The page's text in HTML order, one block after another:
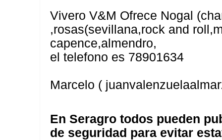
Vivero V&M Ofrece Nogal
,rosas(sevillana,rock and
capence,almendro,
el telefono es 78901634
Marcelo (
En Seragro todos pueden
de seguridad para evitar